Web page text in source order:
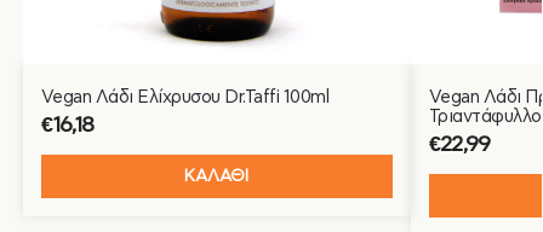
Vegan Λάδι Ελίχρυσου Dr.Taffi 100ml
€16,18
ΚΑΛΑΘΙ
Vegan Λάδι
€22,99